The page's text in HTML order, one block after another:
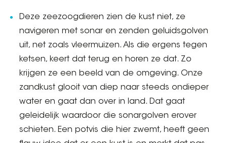
Deze zeezoogdieren zien de kust niet, ze
navigeren met sonar en zenden geluidsgolven
uit, net zoals vleermuizen. Als die ergens tegen
ketsen, keert dat terug en horen ze dat. Zo
krijgen ze een beeld van de omgeving. Onze
zandkust glooit van diep naar steeds ondieper
water en gaat dan over in land. Dat gaat
geleidelijk waardoor die sonargolven erover
schieten. Een potvis die hier zwemt, heeft geen